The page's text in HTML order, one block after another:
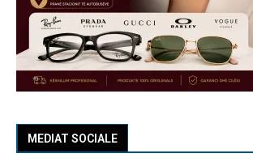
MEDIAT SOCIALE